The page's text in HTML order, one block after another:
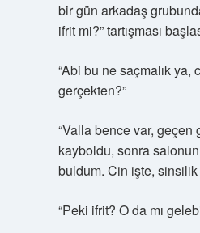
bir gün arkadaş
ifrit mi?” tartışması
“Abi bu ne saçmalık ya,
gerçekten?”
“Valla bence var, geçen
kayboldu, sonra
buldum. Cin işte, sinsilik
“Peki ifrit? O da mı